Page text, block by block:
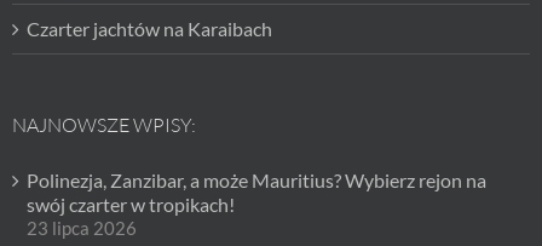
Czarter jachtów na Karaibach
NAJNOWSZE WPISY:
Polinezja, Zanzibar, a może Mauritius? Wybierz rejon na
swój czarter w tropikach!
23 lipca 2026